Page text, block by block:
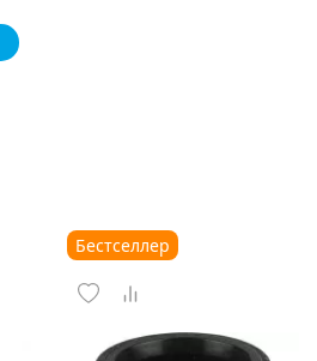
Бестселлер